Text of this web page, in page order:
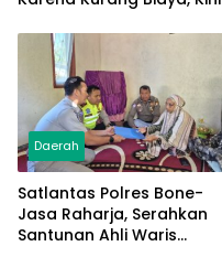
Manajemen
Daerah
Satlantas Polres Bone-
Jasa Raharja, Serahkan
Santunan Ahli Waris